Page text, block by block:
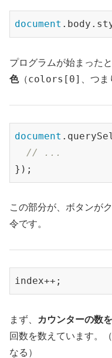
document
プログラムが始まった
色（colors[0] 、つま
document
// ...
});
この部分が、ボタンが
令です。
index++;
まず、 カウンターの数
回数を数えています。
なる）